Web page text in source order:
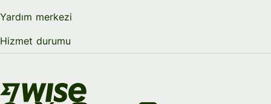
Yardım merkezi
Hizmet durumu